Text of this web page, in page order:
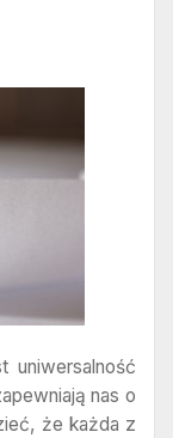
uniwersalność
nas o
że każda z